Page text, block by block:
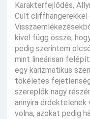
Karakterfejlődés,
Cult cliffhangerekkel
kivel függ össze,
pedig szerintem
mint lineárisan
egy karizmatikus
tökéletes
szereplők nagy
annyira
volna, azokat pedig